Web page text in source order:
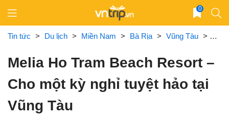
content
0
Tin tức > Du lịch > Miền Nam > Bà Rịa > Vũng Tàu >
Melia Ho Tram Beach Resort –
Cho một kỳ nghỉ tuyệt hảo tại
Vũng Tàu